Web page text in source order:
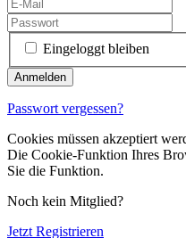
Eingeloggt bleiben
Passwort vergessen?
Cookies müssen akzeptiert
Die Cookie-Funktion Ihres
Sie die Funktion.
Noch kein Mitglied?
Jetzt Registrieren